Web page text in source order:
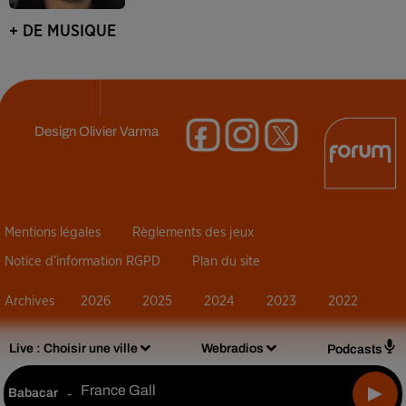
Live : Choisir une ville Webradios Podcasts
Babacar - France Gall
+ DE MUSIQUE
DesignOlivier Varma
Mentions légales Règlements des jeux
Notice d’information RGPD Plan du site
Archives 2026 2025 2024 2023 2022